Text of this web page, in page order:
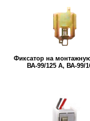
Фиксатор на
ВА-99/125 А, ВА-99/